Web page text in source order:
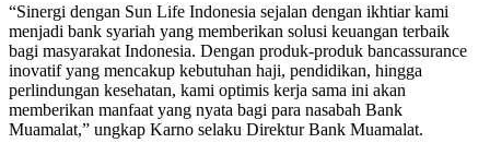
“Sinergi dengan Sun Life Indonesia sejalan dengan ikhtiar kami
menjadi bank syariah yang memberikan solusi keuangan terbaik
bagi masyarakat Indonesia. Dengan produk-produk bancassurance
inovatif yang mencakup kebutuhan haji, pendidikan, hingga
perlindungan kesehatan, kami optimis kerja sama ini akan
memberikan manfaat yang nyata bagi para nasabah Bank
Muamalat,” ungkap Karno selaku Direktur Bank Muamalat.